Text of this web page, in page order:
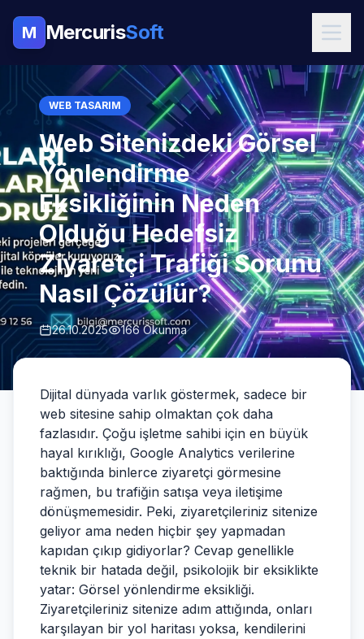
M MercurisSoft
WEB TASARIM
Web Sitenizdeki Görsel
Yönlendirme
Eksikliğinin Neden
Olduğu Hedefsiz
Ziyaretçi Trafiği Sorunu
Nasıl Çözülür?
26.10.2025 166 Okunma
Dijital dünyada varlık göstermek, sadece bir
web sitesine sahip olmaktan çok daha
fazlasıdır. Çoğu işletme sahibi için en büyük
hayal kırıklığı, Google Analytics verilerine
baktığında binlerce ziyaretçi görmesine
rağmen, bu trafiğin satışa veya iletişime
dönüşmemesidir. Peki, ziyaretçileriniz sitenize
geliyor ama neden hiçbir şey yapmadan
kapıdan çıkıp gidiyorlar? Cevap genellikle
teknik bir hatada değil, psikolojik bir eksiklikte
yatar: Görsel yönlendirme eksikliği.
Ziyaretçileriniz sitenize adım attığında, onları
karşılayan bir yol haritası yoksa, kendilerini